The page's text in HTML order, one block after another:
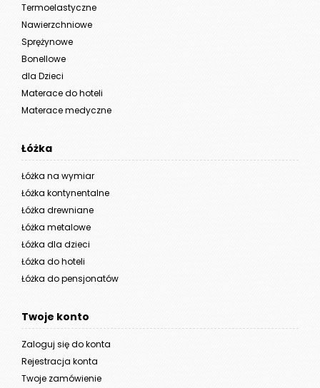
Termoelastyczne
Nawierzchniowe
Sprężynowe
Bonellowe
dla Dzieci
Materace do hoteli
Materace medyczne
Łóżka
Łóżka na wymiar
Łóżka kontynentalne
Łóżka drewniane
Łóżka metalowe
Łóżka dla dzieci
Łóżka do hoteli
Łóżka do pensjonatów
Twoje konto
Zaloguj się do konta
Rejestracja konta
Twoje zamówienie